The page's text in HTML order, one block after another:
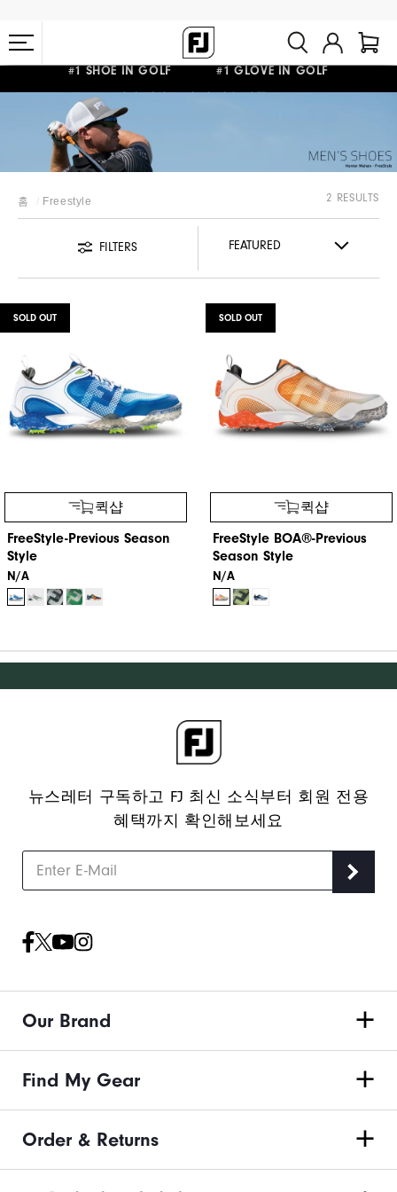
#1 SHOE IN GOLF #1 GLOVE IN GOLF
10만원 이상 구매 시 배송·반품 무료
홈 Freestyle 2 RESULTS
FILTERS
SOLD OUT
퀵샵
FreeStyle-Previous Season
Style
N/A
SOLD OUT
퀵샵
FreeStyle BOA®-Previous
Season Style
N/A
뉴스레터 구독하고 FJ 최신 소식부터 회원 전용
혜택까지 확인해보세요
Our Brand
Find My Gear
Order & Returns